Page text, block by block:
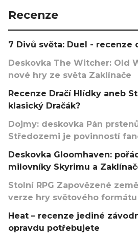
Recenze
7 Divů světa: Duel - recenze
Deskovka The Witcher: Old
nové hry ze světa Zaklínače
Recenze Dračí Hlídky aneb
klasický Dračák?
Dojmy: deskovka Pán
Středozemi je povinností
Deskovka Gloomhaven:
milovníky Skyrimu a
Stolní RPG Zapovězené
verze hry světového formátu
Heat – recenze jediné
opravdu potřebujete